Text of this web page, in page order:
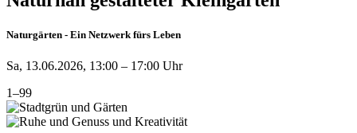
Naturgärten - Ein Netzwerk fürs Leben
Sa, 13.06.2026, 13:00 – 17:00 Uhr
1–99